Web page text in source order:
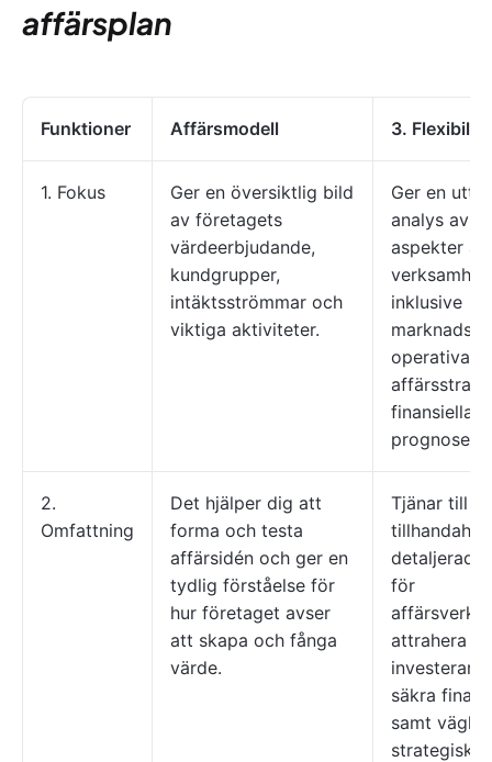
affärsplan
Funktioner Affärsmodell 3.
1. Fokus
Ger en översiktlig bild
av företagets
värdeerbjudande,
kundgrupper,
intäktsströmmar och
viktiga aktiviteter.
Ger en
analys av
aspekter av
inklusive
operativa
finansiella
prognoser
2.
Omfattning
Det hjälper dig att
forma och testa
affärsidén och ger en
tydlig förståelse för
hur företaget avser
att skapa och fånga
värde.
Tjänar till
detaljerad
för
attrahera
investerare
säkra
samt
strategisk